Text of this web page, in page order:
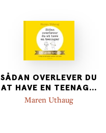
SÅDAN OVERLEVER DU
AT HAVE EN TEENAG...
Maren Uthaug